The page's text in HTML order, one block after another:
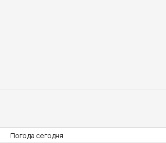
Погода сегодня